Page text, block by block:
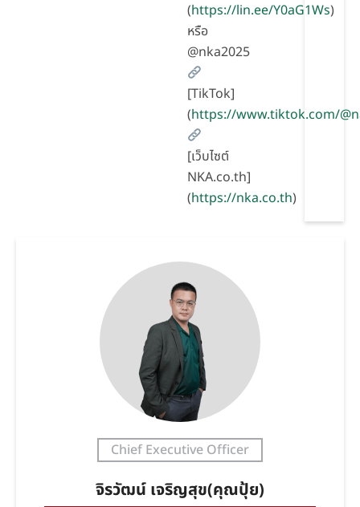
(https://lin.ee/Y0aG1Ws)
หรือ
@nka2025
[TikTok]
(https://www.tiktok.com/
[เว็บไซต์
NKA.co.th]
(https://nka.co.th)
Chief Executive Officer
จิรวัฒน์ เจริญสุข(คุณปุ้ย)